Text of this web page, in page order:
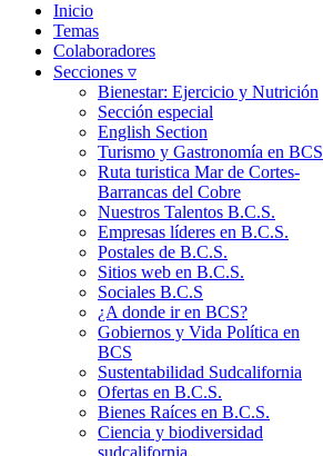
Inicio
Temas
Colaboradores
Secciones ▿
Bienestar: Ejercicio y Nutrición
Sección especial
English Section
Turismo y Gastronomía en BCS
Ruta turistica Mar de Cortes-
Barrancas del Cobre
Nuestros Talentos B.C.S.
Empresas líderes en B.C.S.
Postales de B.C.S.
Sitios web en B.C.S.
Sociales B.C.S
¿A donde ir en BCS?
Gobiernos y Vida Política en
BCS
Sustentabilidad Sudcalifornia
Ofertas en B.C.S.
Bienes Raíces en B.C.S.
Ciencia y biodiversidad